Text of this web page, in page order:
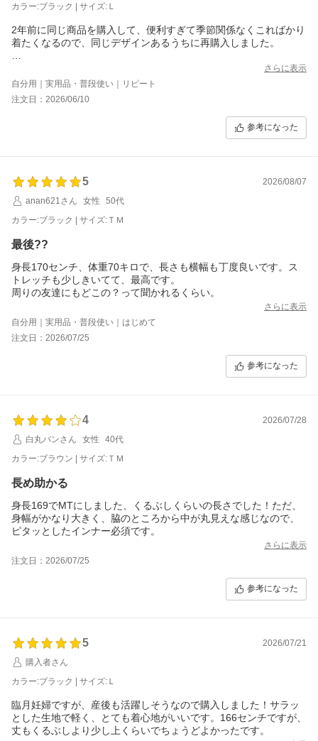
カラー:ブラック | サイズ:Ｌ
2年前に同じ商品を購入して、便利すぎて季節関係なくこればかり
着たくなるので、同じデザインあるうちに再購入しました。
2年着たものと新しく届いたものを比べると、新しいものはハリが
あって以前より固めな布に変わったのかな？と一瞬思いました
が、古い方はたくさん着用して洗濯したせいで柔らかくなったか
らかもしれません。
新しく届いた現在のものは、以前のものよりも体に寄り添うより
体から少し浮いた感じになるので、動くと肩がズレやすいのが少
のでとてもとても便利です。
うっかり水分をこぼしたり、はね散らかしても拭けばすぐきれい
でも冬でも（インナー増やして）大活躍です。
さらに表示
自分用｜実用品・普段使い｜リピート
注文日：2026/06/10
参考になった
5
2026/08/07
anan621さん
女性
50代
カラー:ブラック | サイズ:ＴＭ
最後??
身長170センチ、体重70キロで、長さも横幅も丁度良いです。ス
トレッチも少しきいてて、最高です。
周りの友達にもどこの？って聞かれるくらい。
さらに表示
自分用｜実用品・普段使い｜はじめて
注文日：2026/07/25
参考になった
4
2026/07/28
白丸パンさん
女性
40代
カラー:ブラウン | サイズ:ＴＭ
長め助かる
身長169でMTにしました、くるぶしくらいの長さでした！ただ、
身幅がかなり大きく、脇のところから中が丸見えな感じなので、
ピタッとしたインナー必須です。
さらに表示
注文日：2026/07/25
参考になった
5
2026/07/21
購入者さん
カラー:ブラック | サイズ:Ｌ
臨月妊婦ですが、産後も活躍しそうなので購入しました！サラッ
とした生地で軽く、とても着心地がいいです。166センチですが、
丈もくるぶしより少し上くらいでちょうどよかったです。